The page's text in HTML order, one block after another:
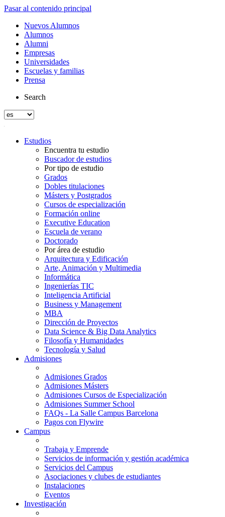
Pasar al contenido principal
Nuevos Alumnos
Alumnos
Alumni
Empresas
Universidades
Escuelas y familias
Prensa
Search
Estudios
Encuentra tu estudio
Buscador de estudios
Por tipo de estudio
Grados
Dobles titulaciones
Másters y Postgrados
Cursos de especialización
Formación online
Executive Education
Escuela de verano
Doctorado
Por área de estudio
Arquitectura y Edificación
Arte, Animación y Multimedia
Informática
Ingenierías TIC
Inteligencia Artificial
Business y Management
MBA
Dirección de Proyectos
Data Science & Big Data Analytics
Filosofía y Humanidades
Tecnología y Salud
Admisiones
Admisiones Grados
Admisiones Másters
Admisiones Cursos de Especialización
Admisiones Summer School
FAQs - La Salle Campus Barcelona
Pagos con Flywire
Campus
Trabaja y Emprende
Servicios de información y gestión académica
Servicios del Campus
Asociaciones y clubes de estudiantes
Instalaciones
Eventos
Investigación